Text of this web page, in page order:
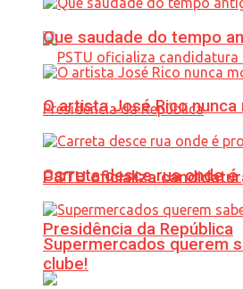
PSTU oficializa
Presidência da República
Que saudade do tempo
O artista José Rico nunca
Carreta desce rua onde
Supermercados querem
clube!